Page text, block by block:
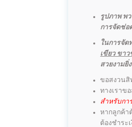
รูปภาพ พ
การจัดช่อ
ในการจัด
เขียว ขา
สวยงามยิ่
ขอสงวนสิ
ทางเราข
สำหรับกา
หากลูกค้า
ต้องชำระ